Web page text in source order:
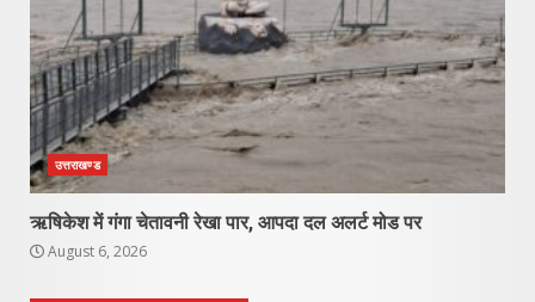
उत्तराखण्ड
ऋषिकेश में गंगा चेतावनी रेखा पार, आपदा दल अलर्ट मोड पर
August 6, 2026